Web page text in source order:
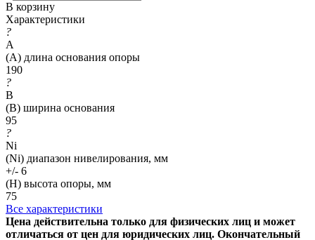
В корзину
Характеристики
?
A
(A) длина основания опоры
190
?
B
(B) ширина основания
95
?
Ni
(Ni) диапазон нивелирования, мм
+/- 6
(H) высота опоры, мм
75
Все характеристики
Цена действительна только для физических лиц и может
отличаться от цен для юридических лиц. Окончательный